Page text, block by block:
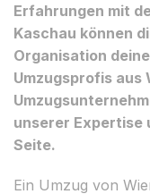
Erfahrungen mit
Kaschau können
Organisation
Umzugsprofis aus
unserer Expertise
Seite.
Ein Umzug von